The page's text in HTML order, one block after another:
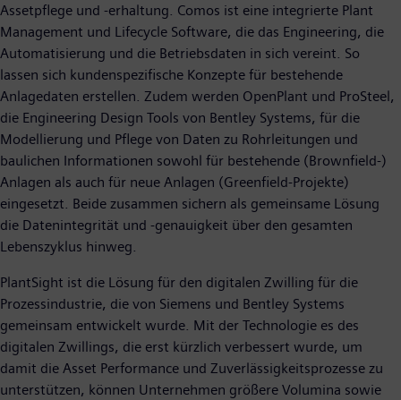
Assetpflege und -erhaltung. Comos ist eine integrierte Plant
Management und Lifecycle Software, die das Engineering, die
Automatisierung und die Betriebsdaten in sich vereint. So
lassen sich kundenspezifische Konzepte für bestehende
Anlagedaten erstellen. Zudem werden OpenPlant und ProSteel,
die Engineering Design Tools von Bentley Systems, für die
Modellierung und Pflege von Daten zu Rohrleitungen und
baulichen Informationen sowohl für bestehende (Brownfield-)
Anlagen als auch für neue Anlagen (Greenfield-Projekte)
eingesetzt. Beide zusammen sichern als gemeinsame Lösung
die Datenintegrität und -genauigkeit über den gesamten
Lebenszyklus hinweg.
PlantSight ist die Lösung für den digitalen Zwilling für die
Prozessindustrie, die von Siemens und Bentley Systems
gemeinsam entwickelt wurde. Mit der Technologie es des
digitalen Zwillings, die erst kürzlich verbessert wurde, um
damit die Asset Performance und Zuverlässigkeitsprozesse zu
unterstützen, können Unternehmen größere Volumina sowie